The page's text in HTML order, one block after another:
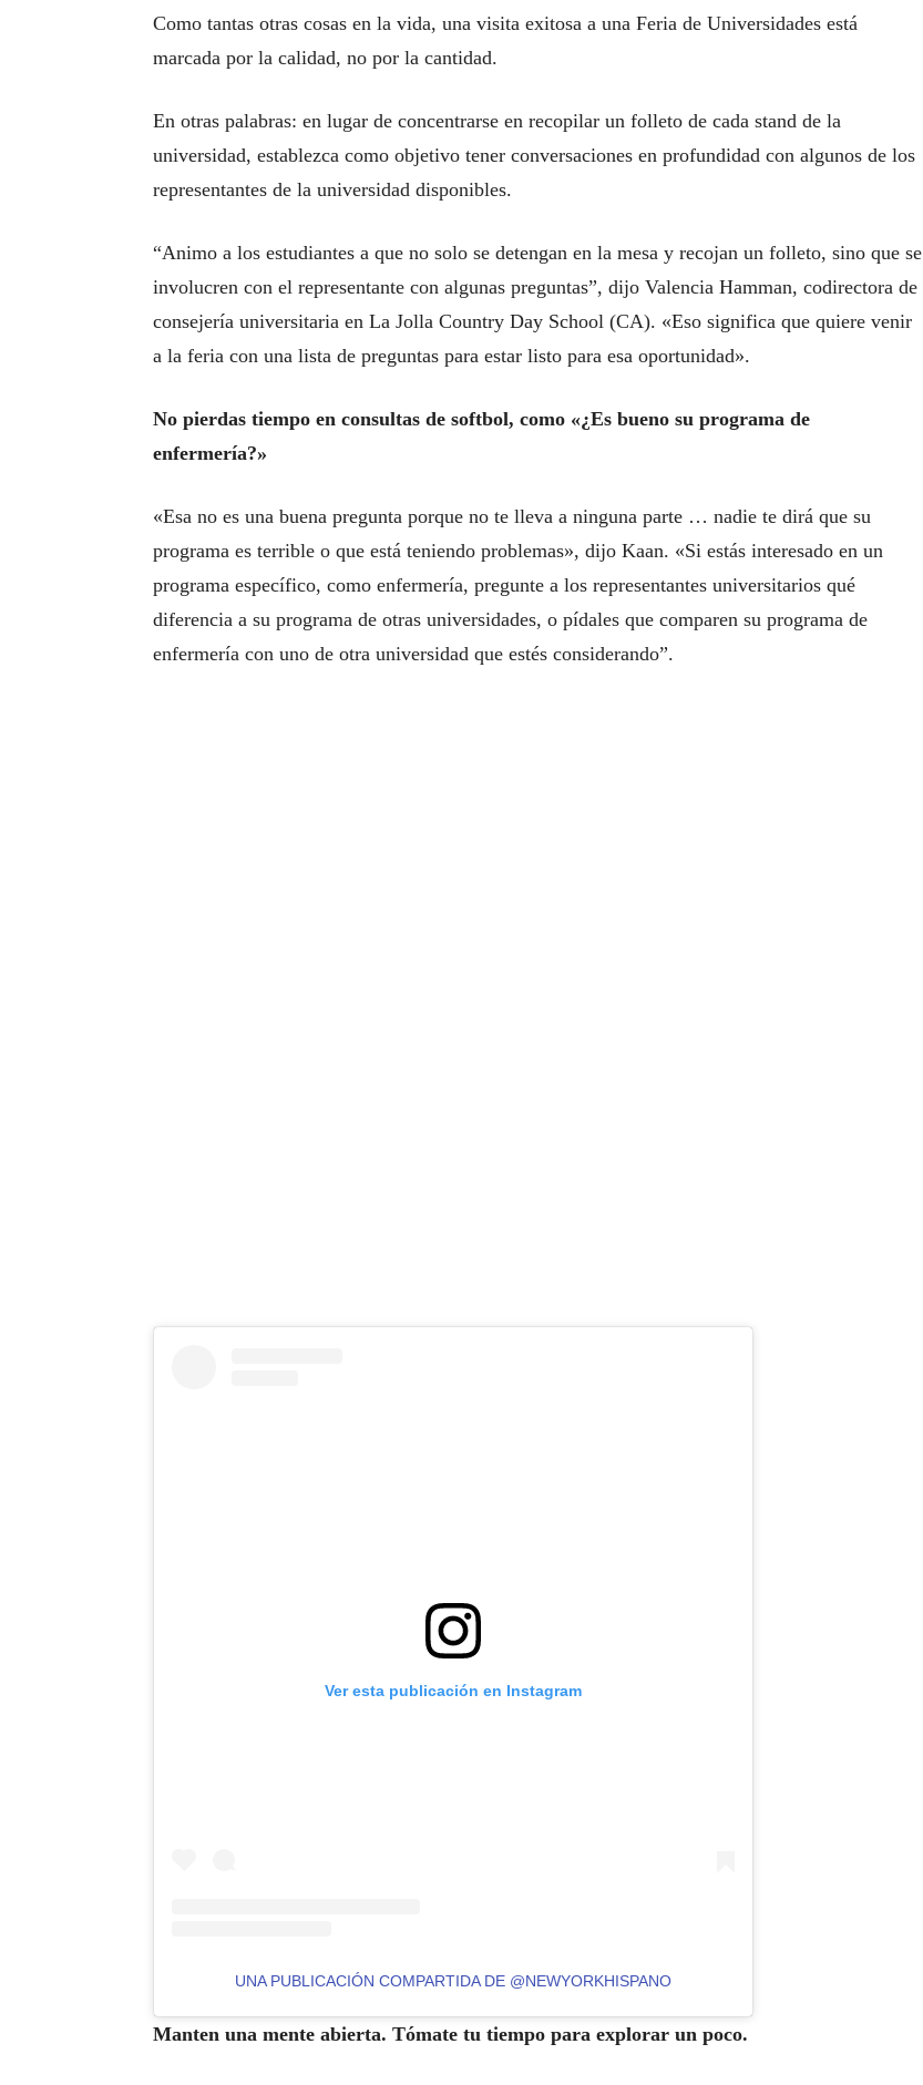
Como tantas otras cosas en la vida, una visita exitosa a una Feria de Universidades está
marcada por la calidad, no por la cantidad.
En otras palabras: en lugar de concentrarse en recopilar un folleto de cada stand de la
universidad, establezca como objetivo tener conversaciones en profundidad con algunos de los
representantes de la universidad disponibles.
“Animo a los estudiantes a que no solo se detengan en la mesa y recojan un folleto, sino que se
involucren con el representante con algunas preguntas”, dijo Valencia Hamman, codirectora de
consejería universitaria en La Jolla Country Day School (CA). «Eso significa que quiere venir
a la feria con una lista de preguntas para estar listo para esa oportunidad».
No pierdas tiempo en consultas de softbol, ​​como «¿Es bueno su programa de
enfermería?»
«Esa no es una buena pregunta porque no te lleva a ninguna parte … nadie te dirá que su
programa es terrible o que está teniendo problemas», dijo Kaan. «Si estás interesado en un
programa específico, como enfermería, pregunte a los representantes universitarios qué
diferencia a su programa de otras universidades, o pídales que comparen su programa de
enfermería con uno de otra universidad que estés considerando”.
Ver esta publicación en Instagram
UNA PUBLICACIÓN COMPARTIDA DE @NEWYORKHISPANO
Manten una mente abierta. Tómate tu tiempo para explorar un poco.